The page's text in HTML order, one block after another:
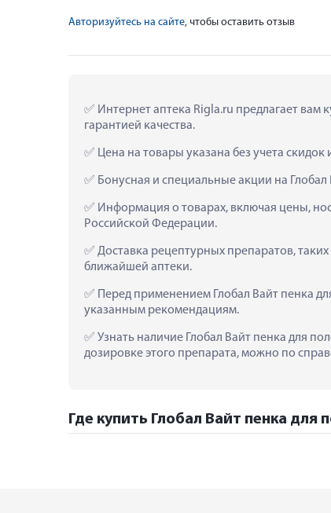
Авторизуйтесь на сайте, чтобы оставить отзыв
Интернет аптека Rigla.ru предлагает
гарантией качества.
Цена на товары указана без учета скидок
Бонусная и специальные акции на
Информация о товарах, включая цены,
Российской Федерации.
Доставка рецептурных препаратов,
ближайшей аптеки.
Перед применением Глобал Вайт пенка
указанным рекомендациям.
Узнать наличие Глобал Вайт пенка для
дозировке этого препарата, можно по
Где купить Глобал Вайт пенка